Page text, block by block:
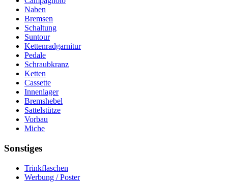
Naben
Bremsen
Schaltung
Suntour
Kettenradgarnitur
Pedale
Schraubkranz
Ketten
Cassette
Innenlager
Bremshebel
Sattelstütze
Vorbau
Miche
Sonstiges
Trinkflaschen
Werbung / Poster